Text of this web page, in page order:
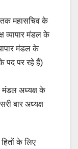
महासचिव के
व्यापार मंडल के
मंडल के
के पद पर रहे हैं)
मंडल अध्यक्ष के
बार अध्यक्ष
के लिए